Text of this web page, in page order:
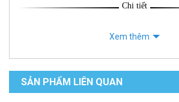
Chi tiết
Xem thêm
SẢN PHẨM LIÊN QUAN